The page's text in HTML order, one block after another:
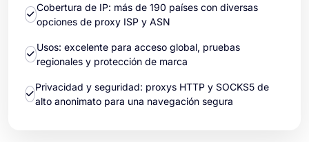
Cobertura de IP: más de 190 países con diversas
opciones de proxy ISP y ASN
Usos: excelente para acceso global, pruebas
regionales y protección de marca
Privacidad y seguridad: proxys HTTP y SOCKS5 de
alto anonimato para una navegación segura